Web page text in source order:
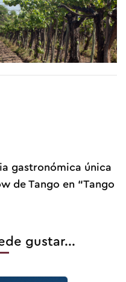
gastronómica única
de Tango en “Tango
gustar...